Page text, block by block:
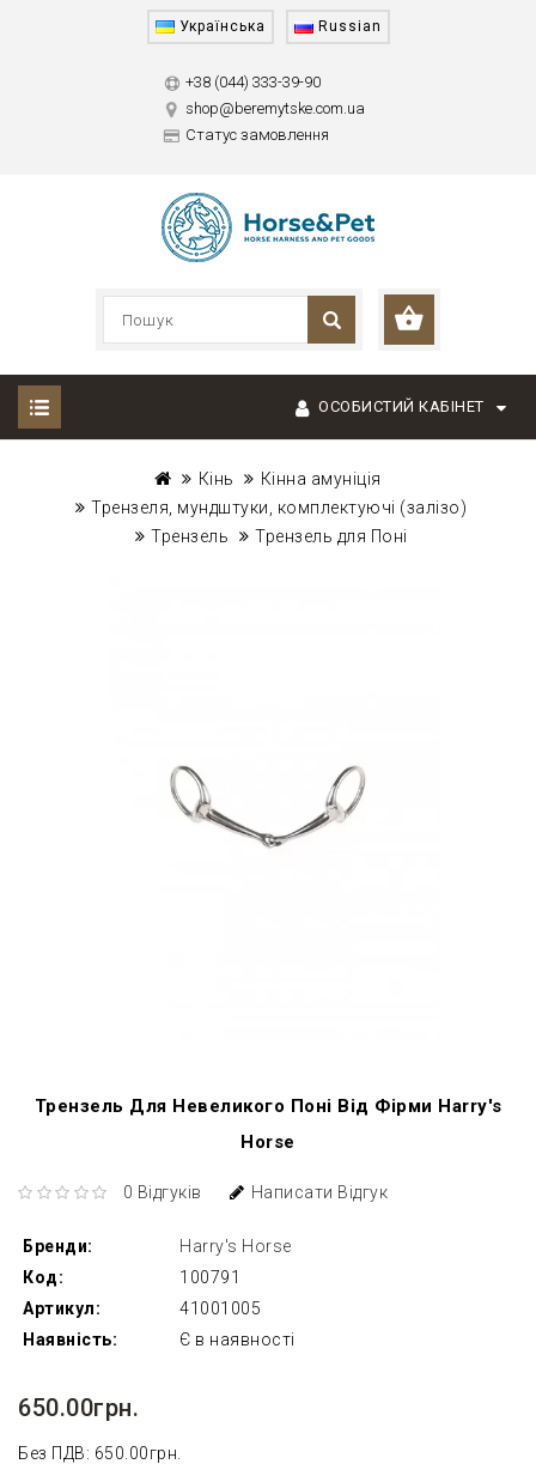
Українська Russian
+38 (044) 333-39-90
shop@beremytske.com.ua
Статус замовлення
ОСОБИСТИЙ КАБІНЕТ
Кінь
Кінна амуніція
Трензеля, мундштуки, комплектуючі (залізо)
Трензель
Трензель для Поні
Трензель Для Невеликого Поні Від Фірми Harry's
Horse
0 Відгуків Написати Відгук
Бренди:
Harry's Horse
Код:
100791
Артикул:
41001005
Наявність:
Є в наявності
650.00грн.
Без ПДВ: 650.00грн.